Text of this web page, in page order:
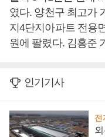
였다. 양천구 최고가
지4단지아파트 전용
원에 팔렸다. 김홍준
인기기사
전